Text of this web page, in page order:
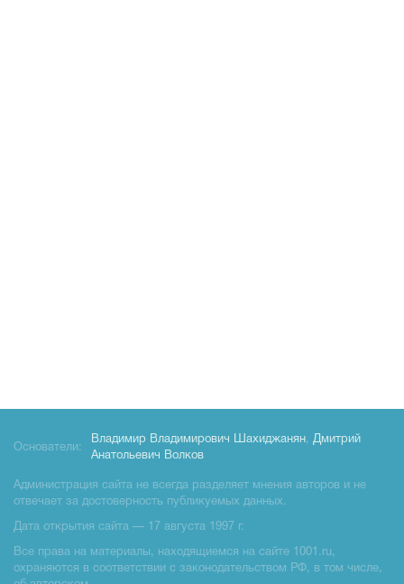
Основатели:
Владимир Владимирович Шахиджанян, Дмитрий
Анатольевич Волков
Администрация сайта не всегда разделяет мнения авторов и не
отвечает за достоверность публикуемых данных.
Дата открытия сайта — 17 августа 1997 г.
Все права на материалы, находящиемся на сайте 1001.ru,
охраняются в соответствии с законодательством РФ, в том числе,